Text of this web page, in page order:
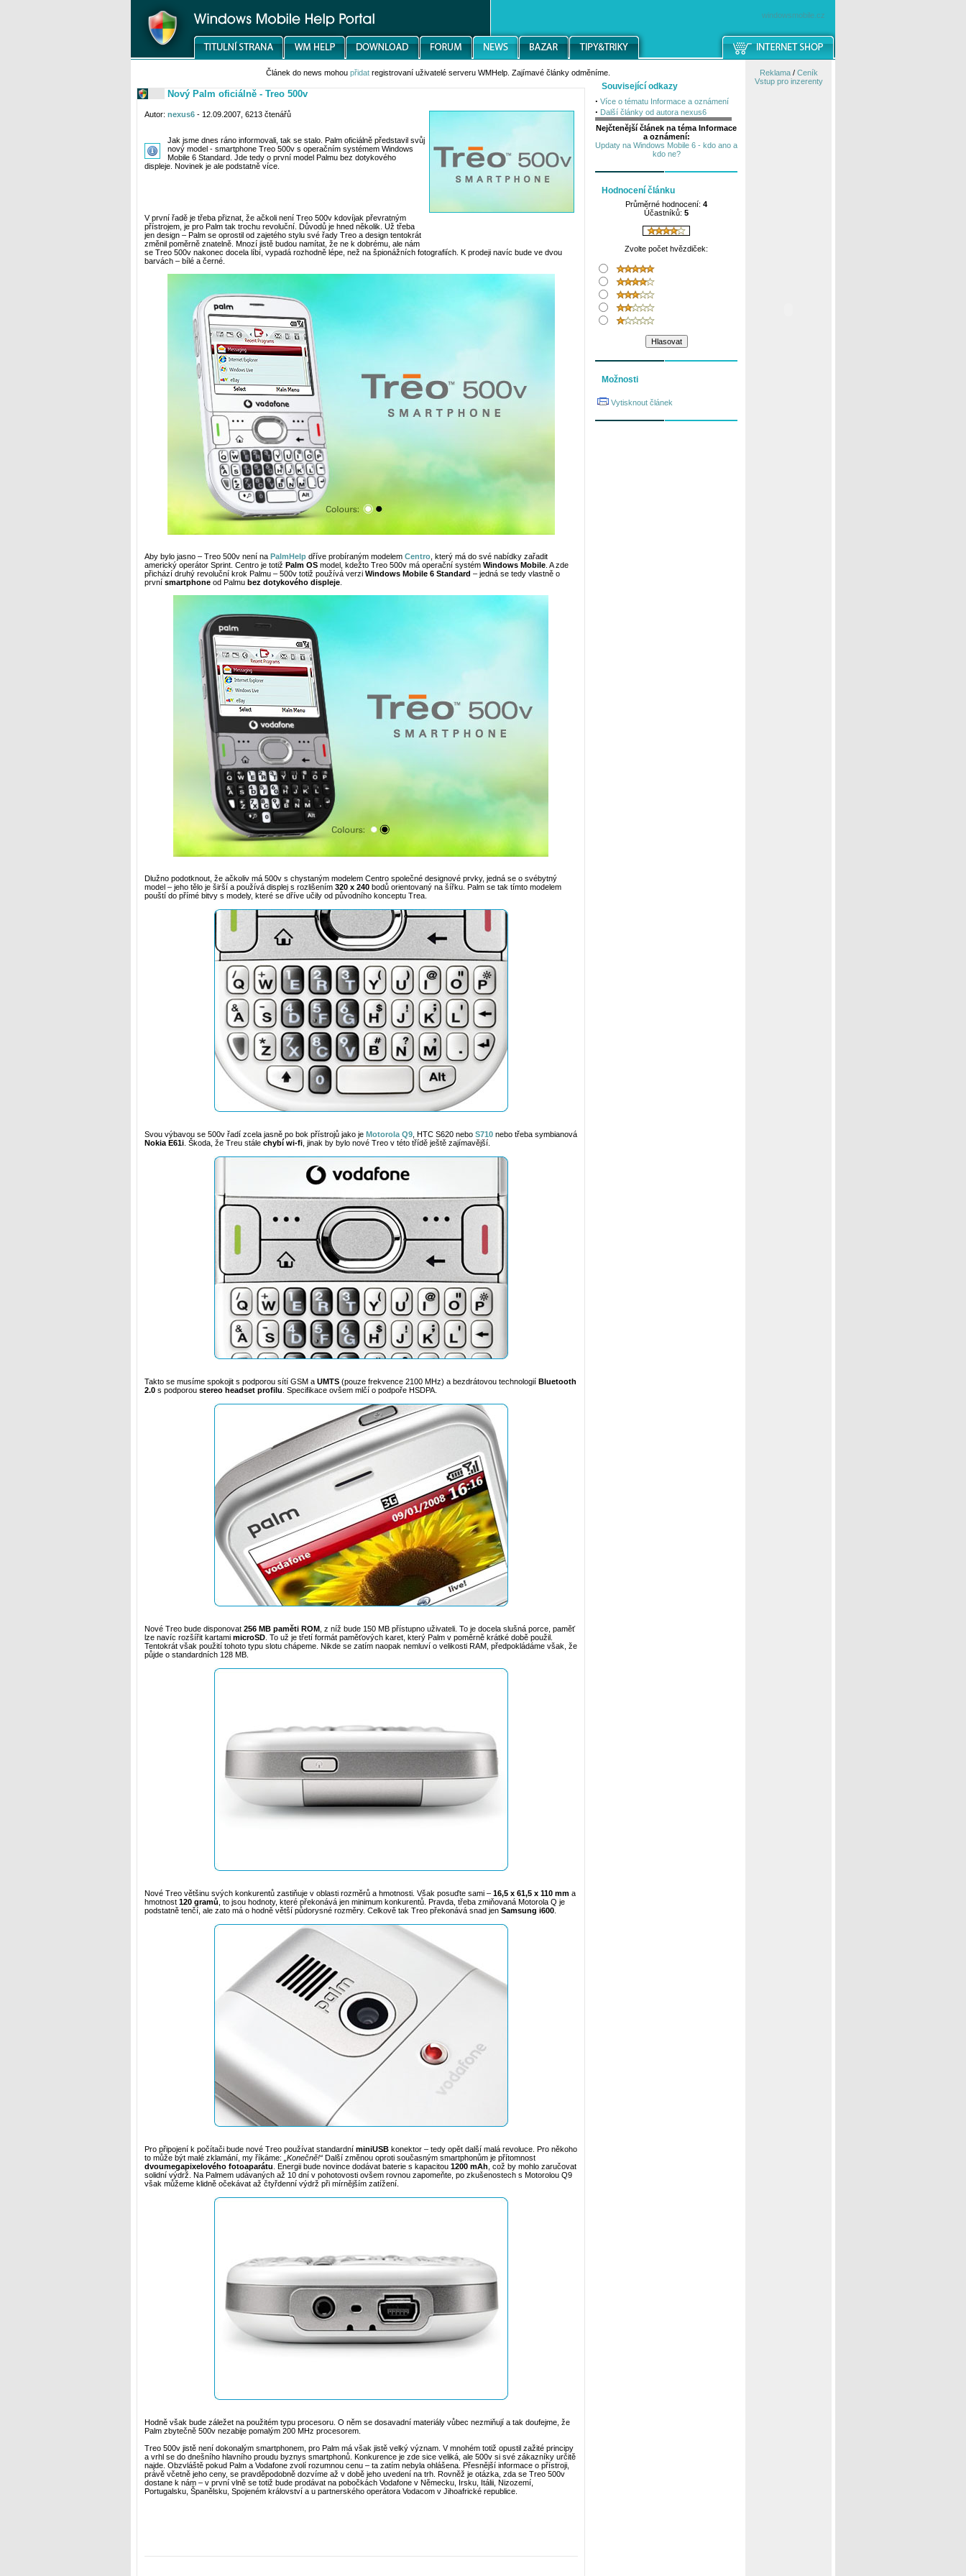
windowsmobile.cz
Článek do news mohou přidat registrovaní uživatelé serveru WMHelp. Zajímavé články odměníme.
Nový Palm oficiálně - Treo 500v
Autor: nexus6- 12.09.2007, 6213 čtenářů
Jak jsme dnes ráno informovali, tak se stalo. Palm oficiálně představil svůj
nový model - smartphone Treo 500v s operačním systémem Windows
Mobile 6 Standard. Jde tedy o první model Palmu bez dotykového
displeje. Novinek je ale podstatně více.
V první řadě je třeba přiznat, že ačkoli není Treo 500v kdovíjak převratným
přístrojem, je pro Palm tak trochu revoluční. Důvodů je hned několik. Už třeba
jen design – Palm se oprostil od zajetého stylu své řady Treo a design tentokrát
změnil poměrně znatelně. Mnozí jistě budou namítat, že ne k dobrému, ale nám
se Treo 500v nakonec docela líbí, vypadá rozhodně lépe, než na špionážních fotografiích. K prodeji navíc bude ve dvou
barvách – bílé a černé.
Aby bylo jasno – Treo 500v není na PalmHelpdříve probíraným modelem Centro, který má do své nabídky zařadit
americký operátor Sprint. Centro je totiž Palm OSmodel, kdežto Treo 500v má operační systém Windows Mobile. A zde
přichází druhý revoluční krok Palmu – 500v totiž používá verzi Windows Mobile 6 Standard – jedná se tedy vlastně o
první smartphoneod Palmu bez dotykového displeje.
Dlužno podotknout, že ačkoliv má 500v s chystaným modelem Centro společné designové prvky, jedná se o svébytný
model – jeho tělo je širší a používá displej s rozlišením 320 x 240bodů orientovaný na šířku. Palm se tak tímto modelem
pouští do přímé bitvy s modely, které se dříve učily od původního konceptu Trea.
Svou výbavou se 500v řadí zcela jasně po bok přístrojů jako je Motorola Q9, HTC S620 nebo S710nebo třeba symbianová
Nokia E61i. Škoda, že Treu stále chybí wi-fi, jinak by bylo nové Treo v této třídě ještě zajímavější.
Takto se musíme spokojit s podporou sítí GSM a UMTS(pouze frekvence 2100 MHz) a bezdrátovou technologií Bluetooth
2.0s podporou stereo headset profilu . Specifikace ovšem mlčí o podpoře HSDPA.
Nové Treo bude disponovat 256 MB paměti ROM, z níž bude 150 MB přístupno uživateli. To je docela slušná porce, paměť
lze navíc rozšířit kartami microSD. To už je třetí formát paměťových karet, který Palm v poměrně krátké době použil.
Tentokrát však použití tohoto typu slotu chápeme. Nikde se zatím naopak nemluví o velikosti RAM, předpokládáme však, že
půjde o standardních 128 MB.
Nové Treo většinu svých konkurentů zastiňuje v oblasti rozměrů a hmotnosti. Však posuďte sami – 16,5 x 61,5 x 110 mma
hmotnost 120 gramů , to jsou hodnoty, které překonává jen minimum konkurentů. Pravda, třeba zmiňovaná Motorola Q je
podstatně tenčí, ale zato má o hodně větší půdorysné rozměry. Celkově tak Treo překonává snad jen Samsung i600.
Pro připojení k počítači bude nové Treo používat standardní miniUSBkonektor – tedy opět další malá revoluce. Pro někoho
to může být malé zklamání, my říkáme:
„Konečně!“Další změnou oproti současným smartphonům je přítomnost
dvoumegapixelového fotoaparátu . Energii bude novince dodávat baterie s kapacitou 1200 mAh , což by mohlo zaručovat
solidní výdrž. Na Palmem udávaných až 10 dní v pohotovosti ovšem rovnou zapomeňte, po zkušenostech s Motorolou Q9
však můžeme klidně očekávat až čtyřdenní výdrž při mírnějším zatížení.
Hodně však bude záležet na použitém typu procesoru. O něm se dosavadní materiály vůbec nezmiňují a tak doufejme, že
Palm zbytečně 500v nezabije pomalým 200 MHz procesorem.
Treo 500v jistě není dokonalým smartphonem, pro Palm má však jistě velký význam. V mnohém totiž opustil zažité principy
a vrhl se do dnešního hlavního proudu byznys smartphonů. Konkurence je zde sice veliká, ale 500v si své zákazníky určitě
najde. Obzvláště pokud Palm a Vodafone zvolí rozumnou cenu – ta zatím nebyla ohlášena. Přesnější informace o přístroji,
právě včetně jeho ceny, se pravděpodobně dozvíme až v době jeho uvedení na trh. Rovněž je otázka, zda se Treo 500v
dostane k nám – v první vlně se totiž bude prodávat na pobočkách Vodafone v Německu, Irsku, Itálii, Nizozemí,
Portugalsku, Španělsku, Spojeném království a u partnerského operátora Vodacom v Jihoafrické republice.
Související odkazy
· Více o tématu Informace a oznámení
· Další články od autora nexus6
Nejčtenější článek na téma Informace
a oznámení:
Updaty na Windows Mobile 6 - kdo ano a
kdo ne?
Hodnocení článku
Průměrné hodnocení: 4
Účastníků: 5
Zvolte počet hvězdiček:
Možnosti
Vytisknout článek
Reklama/ Ceník
Vstup pro inzerenty